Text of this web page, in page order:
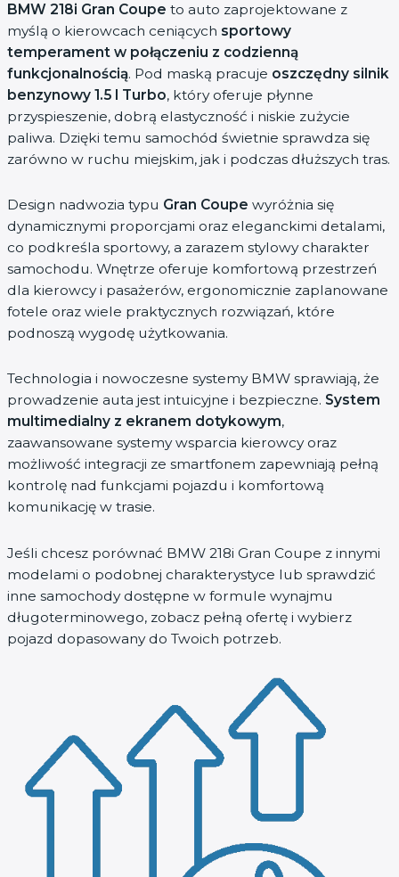
BMW 218i Gran Coupe to auto zaprojektowane z
myślą o kierowcach ceniących sportowy
temperament w połączeniu z codzienną
funkcjonalnością. Pod maską pracuje oszczędny silnik
benzynowy 1.5 l Turbo, który oferuje płynne
przyspieszenie, dobrą elastyczność i niskie zużycie
paliwa. Dzięki temu samochód świetnie sprawdza się
zarówno w ruchu miejskim, jak i podczas dłuższych tras.
Design nadwozia typu Gran Coupe wyróżnia się
dynamicznymi proporcjami oraz eleganckimi detalami,
co podkreśla sportowy, a zarazem stylowy charakter
samochodu. Wnętrze oferuje komfortową przestrzeń
dla kierowcy i pasażerów, ergonomicznie zaplanowane
fotele oraz wiele praktycznych rozwiązań, które
podnoszą wygodę użytkowania.
Technologia i nowoczesne systemy BMW sprawiają, że
prowadzenie auta jest intuicyjne i bezpieczne. System
multimedialny z ekranem dotykowym,
zaawansowane systemy wsparcia kierowcy oraz
możliwość integracji ze smartfonem zapewniają pełną
kontrolę nad funkcjami pojazdu i komfortową
komunikację w trasie.
Jeśli chcesz porównać BMW 218i Gran Coupe z innymi
modelami o podobnej charakterystyce lub sprawdzić
inne samochody dostępne w formule wynajmu
długoterminowego, zobacz pełną ofertę i wybierz
pojazd dopasowany do Twoich potrzeb.